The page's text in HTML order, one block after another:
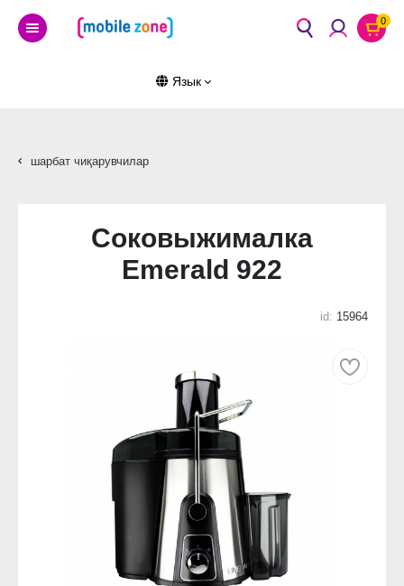
0
Язык
шарбат чиқарувчилар
Соковыжималка
Emerald 922
id: 15964